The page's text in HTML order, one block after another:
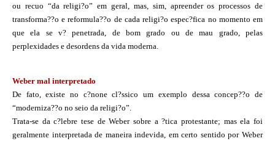
ou recuo “da religi?o” em geral, mas, sim, apreender os processos de
transforma??o e reformula??o de cada religi?o espec?fica no momento em
que ela se v? penetrada, de bom grado ou de mau grado, pelas
perplexidades e desordens da vida moderna.
Weber mal interpretado
De fato, existe no c?none cl?ssico um exemplo dessa concep??o de
“moderniza??o no seio da religi?o”.
Trata-se da c?lebre tese de Weber sobre a ?tica protestante; mas ela foi
geralmente interpretada de maneira indevida, em certo sentido por Weber